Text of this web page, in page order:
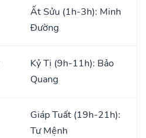
Ất Sửu (1h-3h): Minh
Đường
Kỷ Tị (9h-11h): Bảo
Quang
Giáp Tuất (19h-21h):
Tư Mệnh